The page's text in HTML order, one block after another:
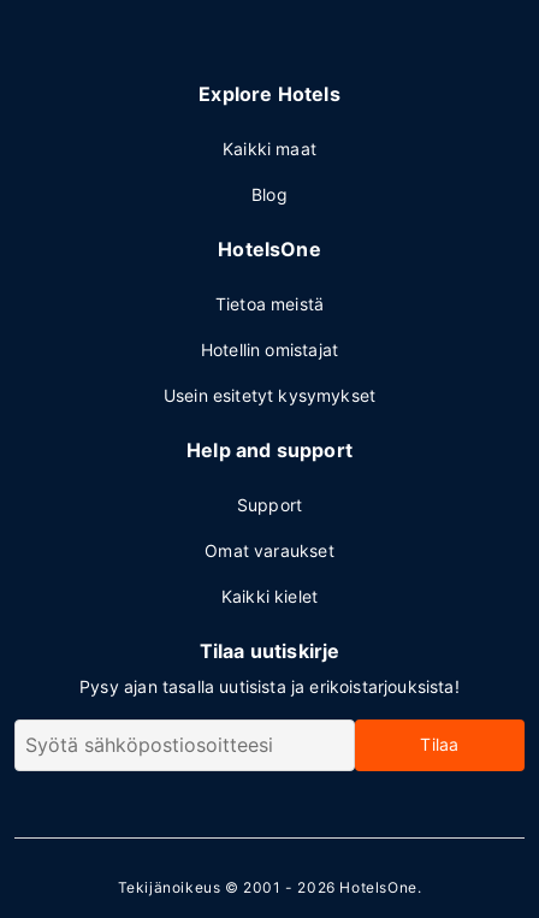
Explore Hotels
Kaikki maat
Blog
HotelsOne
Tietoa meistä
Hotellin omistajat
Usein esitetyt kysymykset
Help and support
Support
Omat varaukset
Kaikki kielet
Tilaa uutiskirje
Pysy ajan tasalla uutisista ja erikoistarjouksista!
Tilaa
Tekijänoikeus © 2001 - 2026 HotelsOne.